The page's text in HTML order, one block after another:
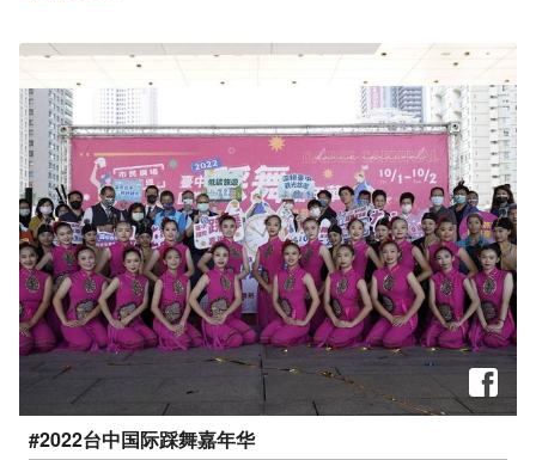
#2022台中国际踩舞嘉年华 ​